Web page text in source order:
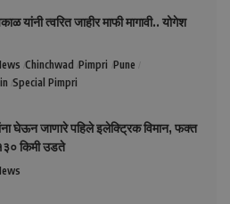
यांनी त्वरित जाहीर माफी मागावी.. योगेश
Chinchwad Pimpri Pune
Special Pimpri
घेऊन जाणारे पहिले इलेक्ट्रिक विमान, फक्त
किमी उडते